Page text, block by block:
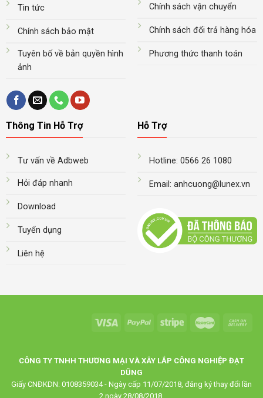
Tin tức
Chính sách bảo mật
Tuyên bố về bản quyền hình
ảnh
Chính sách vận chuyển
Chính sách đổi trả hàng hóa
Phương thức thanh toán
Thông Tin Hỗ Trợ
Tư vấn về Adbweb
Hỏi đáp nhanh
Download
Tuyển dụng
Liên hệ
Hỗ Trợ
Hotline: 0566 26 1080
Email: anhcuong@lunex.vn
CÔNG TY TNHH THƯƠNG MẠI VÀ XÂY LẮP CÔNG NGHIỆP ĐẠT
DŨNG
Giấy CNĐKDN: 0108359034 - Ngày cấp 11/07/2018, đăng ký thay đổi lần
2 ngày 28/08/2018.